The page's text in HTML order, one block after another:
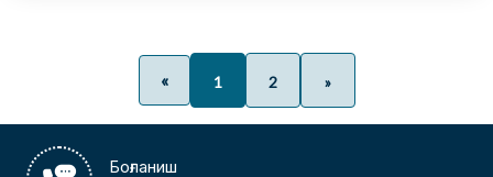
« 1 2 »
Боғланиш